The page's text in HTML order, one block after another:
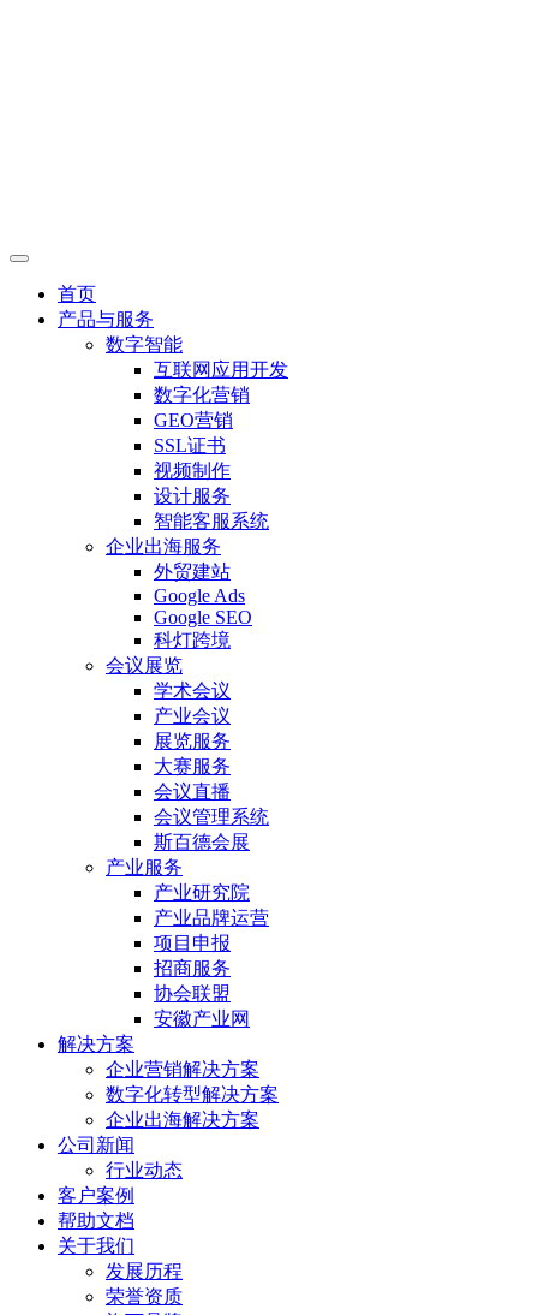
首页
产品与服务
数字智能
互联网应用开发
数字化营销
GEO营销
SSL证书
视频制作
设计服务
智能客服系统
企业出海服务
外贸建站
Google Ads
Google SEO
科灯跨境
会议展览
学术会议
产业会议
展览服务
大赛服务
会议直播
会议管理系统
斯百德会展
产业服务
产业研究院
产业品牌运营
项目申报
招商服务
协会联盟
安徽产业网
解决方案
企业营销解决方案
数字化转型解决方案
企业出海解决方案
公司新闻
行业动态
客户案例
帮助文档
关于我们
发展历程
荣誉资质